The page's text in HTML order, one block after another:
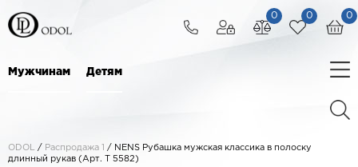
0
0
0
Мужчинам Детям
ODOL / Распродажа 1 / NENS Рубашка мужская классика в полоску
длинный рукав (Арт. T 5582)